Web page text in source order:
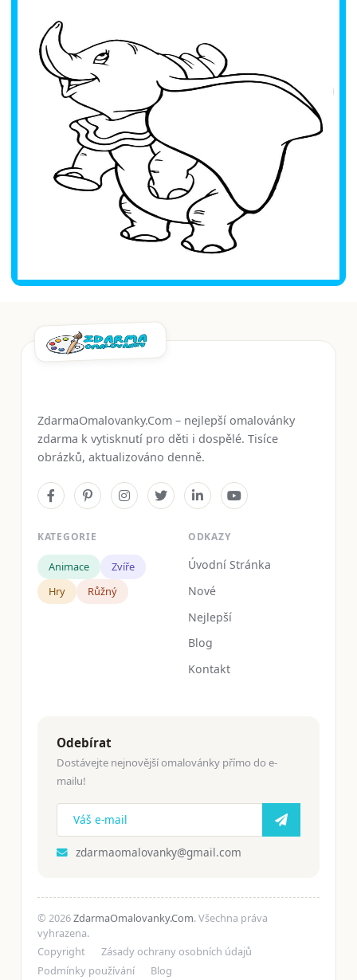
ZdarmaOmalovanky.Com – nejlepší omalovánky
zdarma k vytisknutí pro děti i dospělé. Tisíce
obrázků, aktualizováno denně.
KATEGORIE
Animace
Zvíře
Hry
Růžný
ODKAZY
Úvodní Stránka
Nové
Nejlepší
Blog
Kontakt
Odebírat
Dostávejte nejnovější omalovánky přímo do e-
mailu!
zdarmaomalovanky@gmail.com
© 2026ZdarmaOmalovanky.Com. Všechna práva
vyhrazena.
Copyright
Zásady ochrany osobních údajů
Podmínky používání
Blog